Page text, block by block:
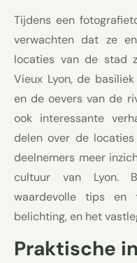
Tijdens een
verwachten dat ze
locaties van de stad
Vieux Lyon, de
en de oevers van de
ook interessante
delen over de
deelnemers meer
cultuur van Lyon.
waardevolle tips en
belichting, en het
Praktische